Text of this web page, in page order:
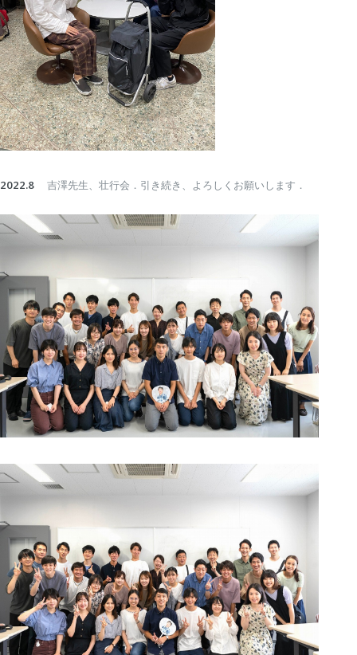
2022.8 吉澤先生、壮行会．引き続き、よろしくお願いします．